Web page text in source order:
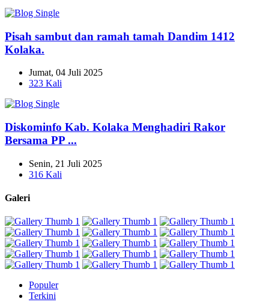
Pisah sambut dan ramah tamah Dandim 1412
Kolaka.
Jumat, 04 Juli 2025
323 Kali
Diskominfo Kab. Kolaka Menghadiri Rakor
Bersama PP ...
Senin, 21 Juli 2025
316 Kali
Galeri
Populer
Terkini